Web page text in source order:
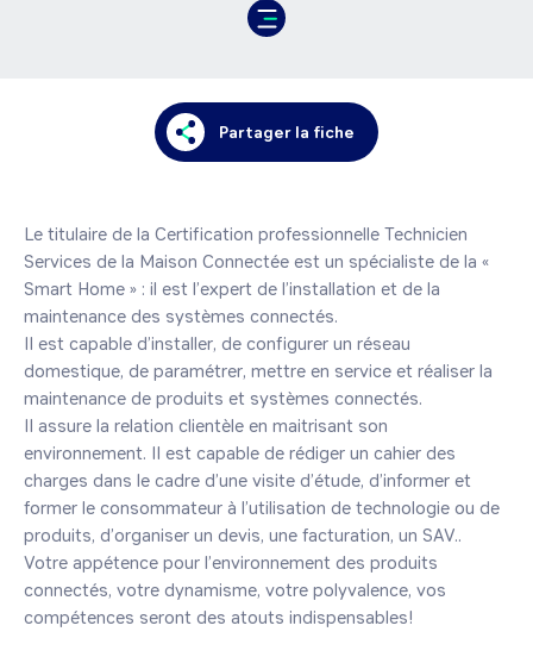
Partager la fiche
Le titulaire de la Certification professionnelle Technicien
Services de la Maison Connectée est un spécialiste de la «
Smart Home » : il est l’expert de l’installation et de la
maintenance des systèmes connectés.
Il est capable d’installer, de configurer un réseau
domestique, de paramétrer, mettre en service et réaliser la
maintenance de produits et systèmes connectés.
Il assure la relation clientèle en maitrisant son
environnement. Il est capable de rédiger un cahier des
charges dans le cadre d’une visite d’étude, d’informer et
former le consommateur à l’utilisation de technologie ou de
produits, d’organiser un devis, une facturation, un SAV..
Votre appétence pour l’environnement des produits
connectés, votre dynamisme, votre polyvalence, vos